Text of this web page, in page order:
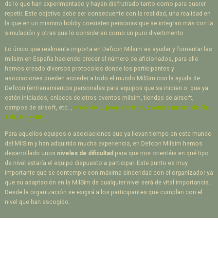
de lo que han experimentado y hayan disfrutrado tanto como para querer
repetir. Este objetivo debe ser consecuente con la realidad, una realidad en
la que en un mismno hobby coexisten personas que se integran más con la
simulación y otras que lo consideran como un puro divertimento.
Lo único que realmente importa en Defcon Milsim es ayudar y fomentar las
milsim en España haciendo crecer el número de aficionados, para ello
hemos creado diversos protocolos donde los participantes y
asociaciones pueden acceder a todo el mundo MilSim con la ayuda de
Defcon (entrenamientos personales para equipos que se inicien o que ya
estén iniciados, enlaces de otros eventos milsim, tiendas de airsoft,
campos de airsoft, etc.., creando tu propia milsim, eventos milsim de 8h,
12h, 24h y 48h).
Para aquellos equipos o asociaciones que ya llevan tiempo en este mundo
del MilSim y han adquirido mucha experiencia, en Defcon Milsim hemos
desarrollado unos niveles de dificultad para que nos orientéis en qué tipo
de nivel estaría el equipo dispuesto a participar. Este punto es muy
importante que se contemple con máxima sinceridad con el organizador ya
que su adaptación en la MilSim de cualquier nivel será de vital importancia.
Desde la organización se exigirá a los participantes que cumplan con el
nivel que han escogido.